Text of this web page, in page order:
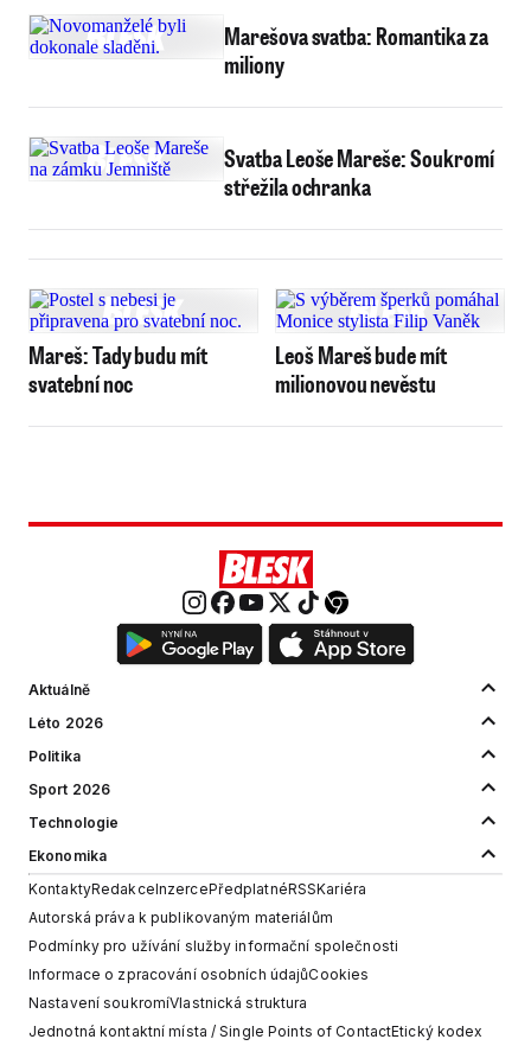
Marešova svatba: Romantika za
miliony
Svatba Leoše Mareše: Soukromí
střežila ochranka
Mareš: Tady budu mít
svatební noc
Leoš Mareš bude mít
milionovou nevěstu
Aktuálně
Léto 2026
Politika
Sport 2026
Technologie
Ekonomika
KontaktyRedakceInzercePředplatnéRSSKariéra
Autorská práva k publikovaným materiálům
Podmínky pro užívání služby informační společnosti
Informace o zpracování osobních údajůCookies
Nastavení soukromíVlastnická struktura
Jednotná kontaktní místa / Single Points of ContactEtický kodex